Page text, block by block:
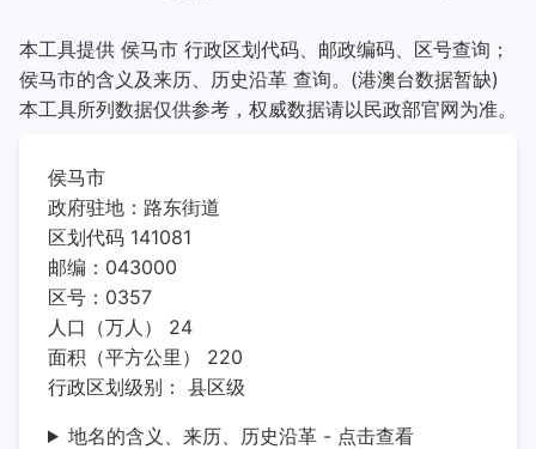
本工具提供 侯马市 行政区划代码、邮政编码、区号查询；
侯马市的含义及来历、历史沿革 查询。(港澳台数据暂缺)
本工具所列数据仅供参考，权威数据请以民政部官网为准。
侯马市
政府驻地：路东街道
区划代码 141081
邮编：043000
区号：0357
人口（万人） 24
面积（平方公里） 220
行政区划级别： 县区级
地名的含义、来历、历史沿革 - 点击查看